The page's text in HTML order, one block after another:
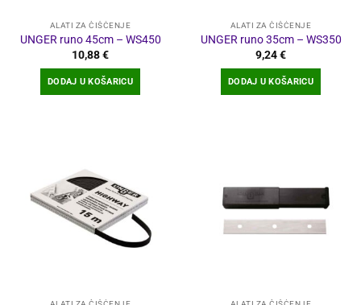
ALATI ZA ČIŠĆENJE
UNGER runo 45cm – WS450
10,88€
DODAJ U KOŠARICU
ALATI ZA ČIŠĆENJE
UNGER runo 35cm – WS350
9,24€
DODAJ U KOŠARICU